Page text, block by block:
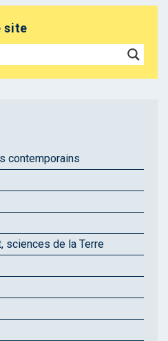
site
contemporains
sciences de la Terre